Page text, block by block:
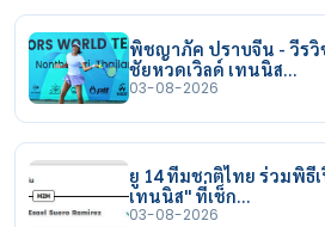
พิชญาภัค ปราบจีน - วีรวิ
ชัยหวดเวิลด์ เทนนิส…
03-08-2026
ยู 14 ทีมชาติไทย ร่วมพิธี
เทนนิส" ที่เช็ก…
03-08-2026